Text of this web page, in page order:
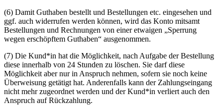
(6) Damit Guthaben bestellt und Bestellungen etc. eingesehen und
ggf. auch widerrufen werden können, wird das Konto mitsamt
Bestellungen und Rechnungen von einer etwaigen „Sperrung
wegen er­schöpf­tem Guthaben“ ausgenommen.
(7) Die Kund*in hat die Möglichkeit, nach Aufgabe der Bestellung
diese innerhalb von 24 Stunden zu lö­schen. Sie darf diese
Möglichkeit aber nur in Anspruch nehmen, sofern sie noch keine
Überweisung getätigt hat. Anderenfalls kann der Zahlungseingang
nicht mehr zugeordnet werden und der Kund*in verliert auch den
Anspruch auf Rückzahlung.